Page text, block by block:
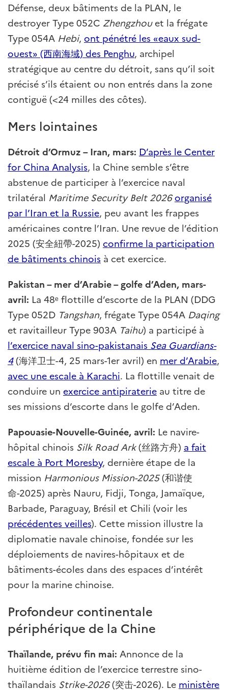
Défense, deux bâtiments de la PLAN, le
destroyer Type 052C Zhengzhouet la frégate
Type 054A Hebi, ont pénétré les «eaux sud-
ouest» (西南海域) des Penghu, archipel
stratégique au centre du détroit, sans qu’il soit
précisé s’ils étaient ou non entrés dans la zone
contiguë (<24 milles des côtes).
Mers lointaines
Détroit d’Ormuz – Iran, mars: D’après le Center
for China Analysis, la Chine semble s’être
abstenue de participer à l’exercice naval
trilatéral Maritime Security Belt 2026 organisé
par l’Iran et la Russie, peu avant les frappes
américaines contre l’Iran. Une revue de l’édition
2025 (安全紐帶-2025) confirme la participation
de bâtiments chinois à cet exercice.
Pakistan – mer d’Arabie – golfe d’Aden, mars-
avril: La 48ᵉ flottille d’escorte de la PLAN (DDG
Type 052D Tangshan, frégate Type 054A Daqing
et ravitailleur Type 903A Taihu) a participé à
l’exercice naval sino-pakistanais Sea Guardians-
4(海洋卫士-4, 25 mars-1er avril) en mer d’Arabie,
avec une escale à Karachi. La flottille venait de
conduire un exercice antipiraterie au titre de
ses missions d’escorte dans le golfe d’Aden.
Papouasie-Nouvelle-Guinée, avril: Le navire-
hôpital chinois Silk Road Ark(丝路方舟) a fait
escale à Port Moresby, dernière étape de la
mission Harmonious Mission-2025(和谐使
命-2025) après Nauru, Fidji, Tonga, Jamaïque,
Barbade, Paraguay, Brésil et Chili (voir les
précédentes veilles). Cette mission illustre la
diplomatie navale chinoise, fondée sur les
déploiements de navires-hôpitaux et de
bâtiments-écoles dans des espaces d’intérêt
pour la marine chinoise.
Profondeur continentale
périphérique de la Chine
Thaïlande, prévu fin mai: Annonce de la
huitième édition de l’exercice terrestre sino-
thaïlandais Strike-2026(突击-2026). Le ministère